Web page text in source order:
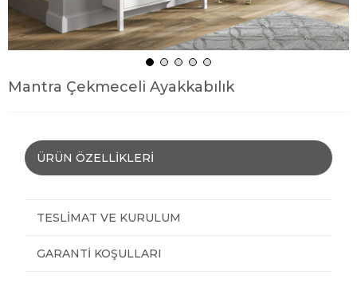
Mantra Çekmeceli Ayakkabılık
ÜRÜN ÖZELLIKLERI
TESLIMAT VE KURULUM
GARANTI KOŞULLARI